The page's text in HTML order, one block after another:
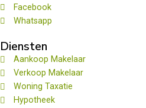
Facebook
Whatsapp
Diensten
Aankoop Makelaar
Verkoop Makelaar
Woning Taxatie
Hypotheek